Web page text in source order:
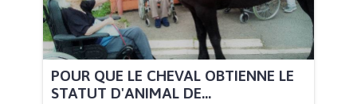
POUR QUE LE CHEVAL OBTIENNE LE
STATUT D'ANIMAL DE...